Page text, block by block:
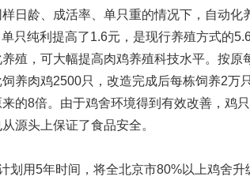
日龄、成活率、单只重的情况下，自动化
只纯利提高了1.6元，是现行养殖方式的
殖，可大幅提高肉鸡养殖科技水平。按原
养肉鸡2500只，改造完成后每栋饲养2万
的8倍。由于鸡舍环境得到有效改善，鸡
源头上保证了食品安全。
用5年时间，将全北京市80%以上鸡舍升